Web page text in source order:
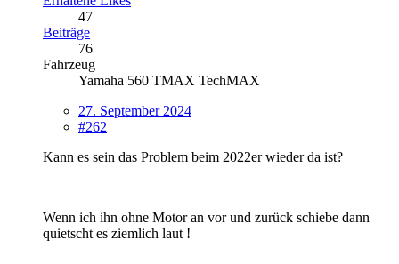
47
Beiträge
76
Fahrzeug
Yamaha 560 TMAX TechMAX
27. September 2024
#262
Kann es sein das Problem beim 2022er wieder da ist?
Wenn ich ihn ohne Motor an vor und zurück schiebe dann
quietscht es ziemlich laut !